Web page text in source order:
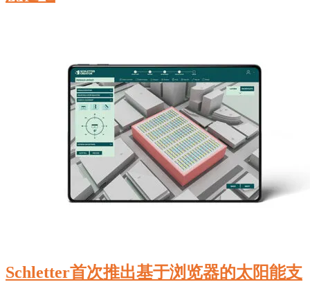
Schletter首次推出基于浏览器的太阳能支